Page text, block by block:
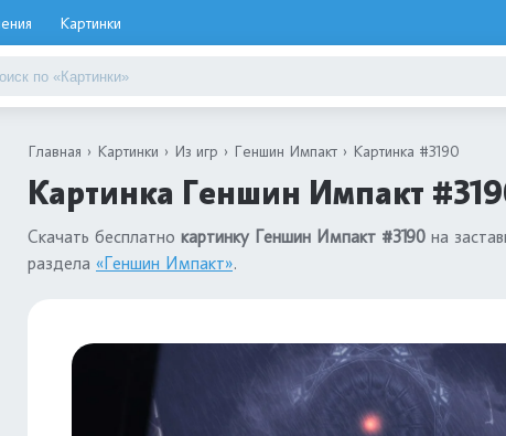
Картинки
Главная Картинки Из игр Геншин Импакт Картинка #3190
Картинка Геншин Импакт
Скачать бесплатно картинку Геншин Импакт #3190 на
раздела «Геншин Импакт».